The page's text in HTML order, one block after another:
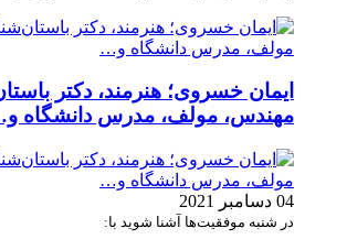
ایمان خسروی؛ هنرمند، دکتر
مهندس، مولف، مدرس دانشگاه
04 دسامبر 2021
در شنبه موفقیت‌ها آشنا شوید با: